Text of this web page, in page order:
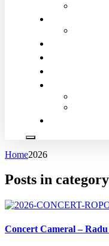
Home2026
Posts in
Concert Cameral –